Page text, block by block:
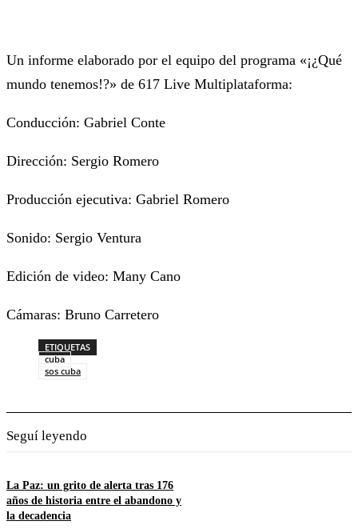
Un informe elaborado por el equipo del programa «¡¿Qué
mundo tenemos!?» de 617 Live Multiplataforma:
Conducción: Gabriel Conte
Dirección: Sergio Romero
Producción ejecutiva: Gabriel Romero
Sonido: Sergio Ventura
Edición de video: Many Cano
Cámaras: Bruno Carretero
ETIQUETAS
cuba
sos cuba
Seguí leyendo
La Paz: un grito de alerta tras 176
años de historia entre el abandono y
la decadencia